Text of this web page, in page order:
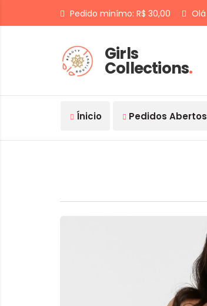
Pedido minímo: R$ 30,00 Olá
Girls
Collections.
Ínicio Pedidos Abertos